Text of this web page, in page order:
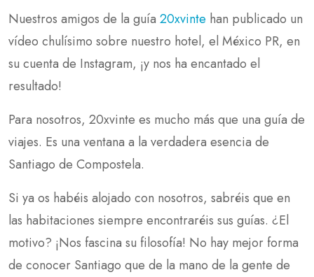
Nuestros amigos de la guía 20xvinte han publicado un
vídeo chulísimo sobre nuestro hotel, el México PR, en
su cuenta de Instagram, ¡y nos ha encantado el
resultado!
Para nosotros, 20xvinte es mucho más que una guía de
viajes. Es una ventana a la verdadera esencia de
Santiago de Compostela.
Si ya os habéis alojado con nosotros, sabréis que en
las habitaciones siempre encontraréis sus guías. ¿El
motivo? ¡Nos fascina su filosofía! No hay mejor forma
de conocer Santiago que de la mano de la gente de